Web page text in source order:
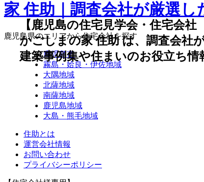
家 住助｜調査会社が厳選
【鹿児島の住宅見学会・住宅会
かごしまの家 住助 は、調査会社
建築事例集や住まいのお役立ち
鹿児島県のエリアから住宅会社を探す
鹿児島市
霧島・姶良・伊佐地域
大隅地域
北薩地域
南薩地域
鹿児島地域
大島・熊毛地域
住助とは
運営会社情報
お問い合わせ
プライバシーポリシー